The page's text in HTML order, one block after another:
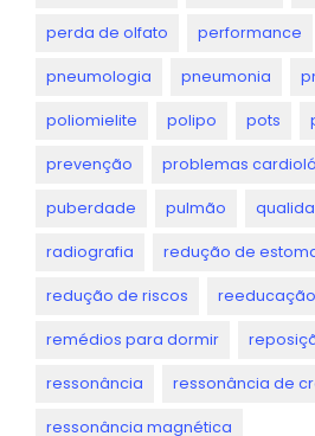
perda de olfato performance
pneumologia pneumonia
poliomielite polipo pots
prevenção problemas
puberdade pulmão
radiografia redução de
redução de riscos reeducação
remédios para dormir
ressonância ressonância de
ressonância magnética